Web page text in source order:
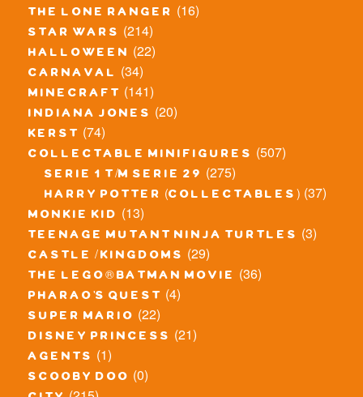
the lone ranger (16)
star wars (214)
halloween (22)
carnaval (34)
minecraft (141)
indiana jones (20)
kerst (74)
collectable minifigures (507)
serie 1 t/m serie 29 (275)
harry potter (collectables) (37)
monkie kid (13)
teenage mutant ninja turtles (3)
castle / kingdoms (29)
the lego® batman movie (36)
pharao's quest (4)
super mario (22)
disney princess (21)
agents (1)
scooby doo (0)